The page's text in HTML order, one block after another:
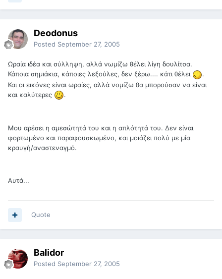
Deodonus
Posted September 27, 2005
Ωραία ιδέα και σύλληψη, αλλά νωμίζω θέλει λίγη δουλίτσα.
Κάποια σημιάκια, κάποιες λεξούλες, δεν ξέρω.... κάτι θέλει
.
Και οι εικόνες είναι ωραίες, αλλά νομίζω θα μπορούσαν να είναι
και καλύτερες
.
Μου αρέσει η αμεσώτητά του και η απλότητά του. Δεν είναι
φορτωμένο και παραφουσκωμένο, και μοιάζει πολύ με μία
κραυγή/αναστεναγμό.
Αυτά...
Quote
Balidor
Posted September 27, 2005